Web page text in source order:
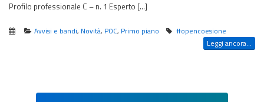
Profilo professionale C – n. 1 Esperto […]
Avvisi e bandi, Novità, POC, Primo piano #opencoesione
Leggi ancora...